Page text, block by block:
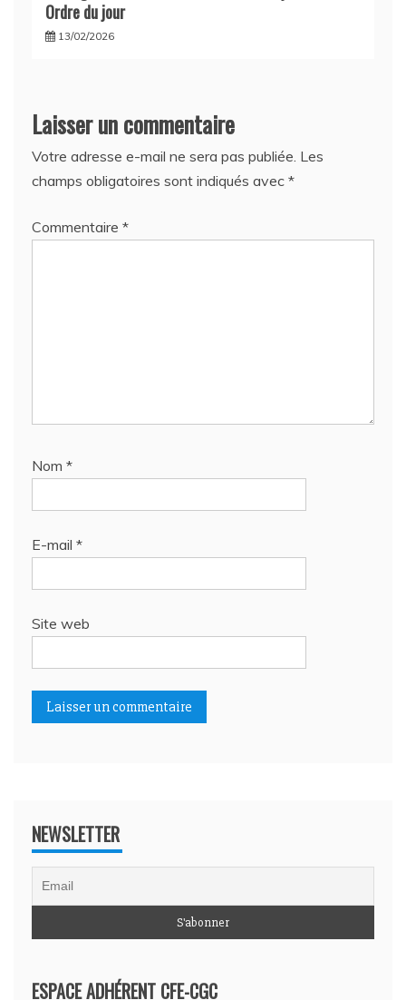
Ordre du jour
13/02/2026
Laisser un commentaire
Votre adresse e-mail ne sera pas publiée. Les
champs obligatoires sont indiqués avec *
Commentaire *
Nom *
E-mail *
Site web
NEWSLETTER
ESPACE ADHÉRENT CFE-CGC